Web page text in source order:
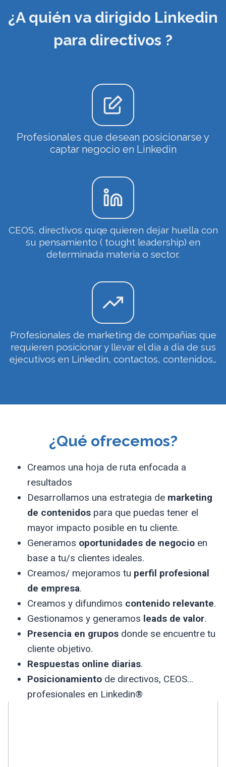
¿A quién va dirigido Linkedin
para directivos ?
Profesionales que desean posicionarse y
captar negocio en Linkedin
CEOS, directivos quqe quieren dejar huella con
su pensamiento ( tought leadership) en
determinada materia o sector.
Profesionales de marketing de compañias que
requieren posicionar y llevar el dia a dia de sus
ejecutivos en Linkedin, contactos, contenidos…
¿Qué ofrecemos?
Creamos una hoja de ruta enfocada a
resultados
Desarrollamos una estrategia de marketing
de contenidos para que puedas tener el
mayor impacto posible en tu cliente.
​Generamos oportunidades de negocio en
base a tu/s clientes ideales.
​Creamos/ mejoramos tu perfil profesional
de empresa.
​Creamos y difundimos contenido relevante.
​Gestionamos y generamos leads de valor.
​Presencia en grupos donde se encuentre tu
cliente objetivo.
​Respuestas online diarias.
Posicionamiento de directivos, CEOS…
profesionales en Linkedin®